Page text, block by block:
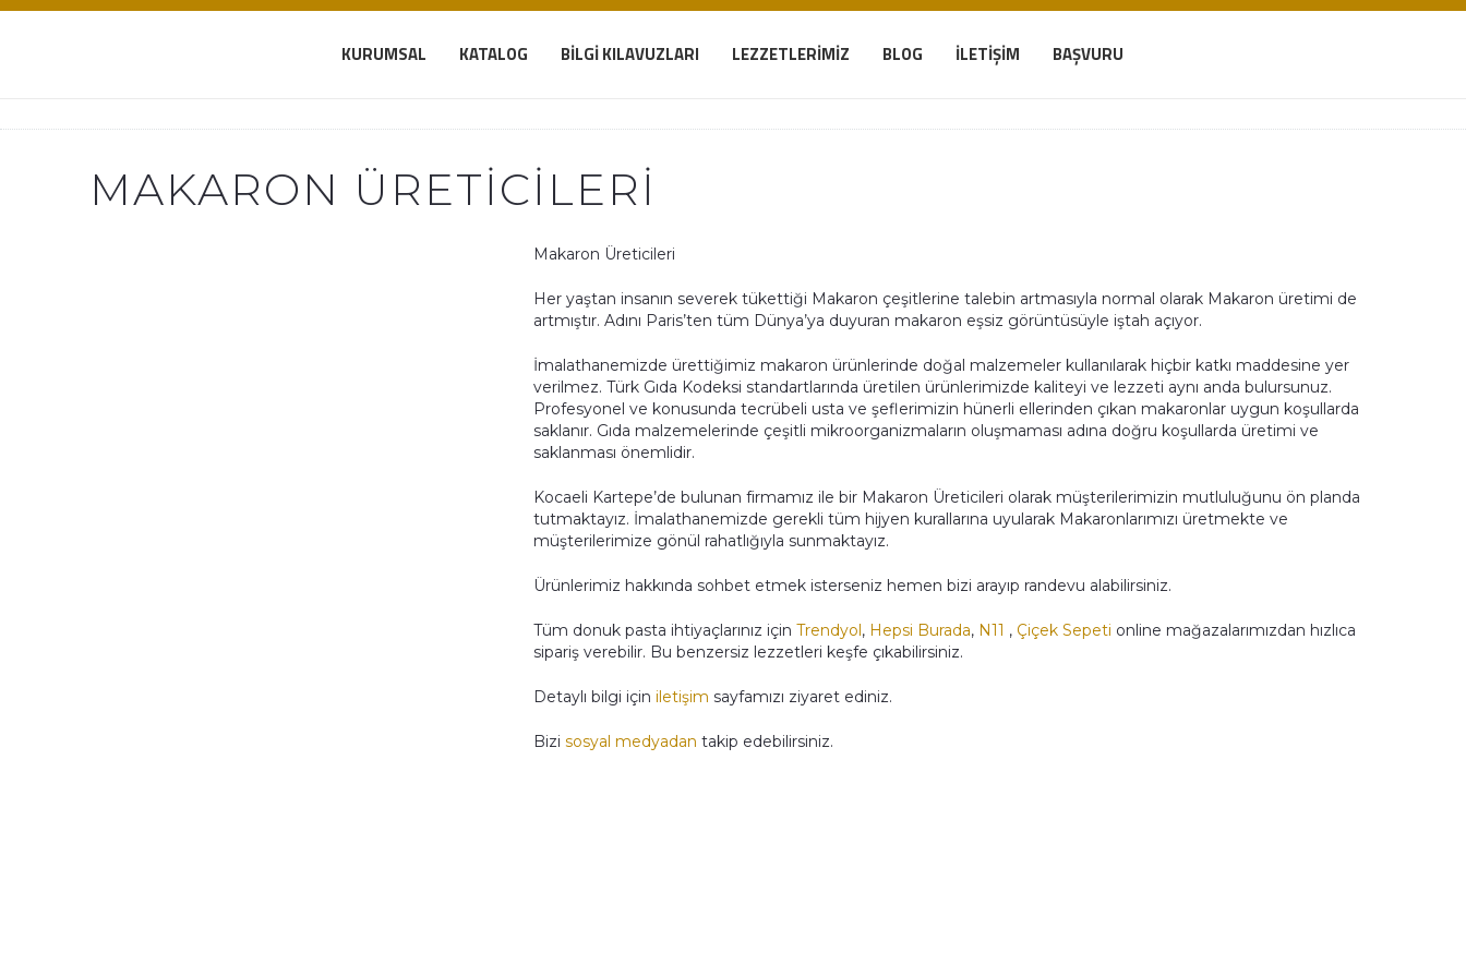
KURUMSAL KATALOG BILGI KILAVUZLARI LEZZETLERIMIZ BLOG İLETIŞIM BAŞVURU
MAKARON ÜRETICILERI
Makaron Üreticileri
Her yaştan insanın severek tükettiği Makaron çeşitlerine talebin artmasıyla normal olarak Makaron üretimi de
artmıştır. Adını Paris’ten tüm Dünya’ya duyuran makaron eşsiz görüntüsüyle iştah açıyor.
İmalathanemizde ürettiğimiz makaron ürünlerinde doğal malzemeler kullanılarak hiçbir katkı maddesine yer
verilmez. Türk Gıda Kodeksi standartlarında üretilen ürünlerimizde kaliteyi ve lezzeti aynı anda bulursunuz.
Profesyonel ve konusunda tecrübeli usta ve şeflerimizin hünerli ellerinden çıkan makaronlar uygun koşullarda
saklanır. Gıda malzemelerinde çeşitli mikroorganizmaların oluşmaması adına doğru koşullarda üretimi ve
saklanması önemlidir.
Kocaeli Kartepe’de bulunan firmamız ile bir Makaron Üreticileri olarak müşterilerimizin mutluluğunu ön planda
tutmaktayız. İmalathanemizde gerekli tüm hijyen kurallarına uyularak Makaronlarımızı üretmekte ve
müşterilerimize gönül rahatlığıyla sunmaktayız.
Ürünlerimiz hakkında sohbet etmek isterseniz hemen bizi arayıp randevu alabilirsiniz.
Tüm donuk pasta ihtiyaçlarınız içinTrendyol, Hepsi Burada, N11 , Çiçek Sepeti online mağazalarımızdan hızlıca
sipariş verebilir. Bu benzersiz lezzetleri keşfe çıkabilirsiniz.
Detaylı bilgi için iletişim sayfamızı ziyaret ediniz.
Bizisosyal medyadan takip edebilirsiniz.